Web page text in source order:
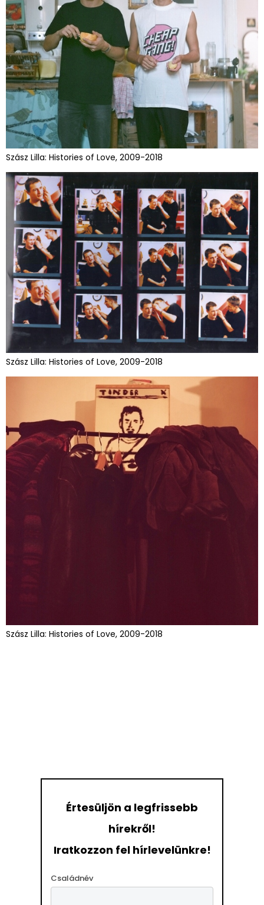
Szász Lilla: Histories of Love, 2009-2018
Szász Lilla: Histories of Love, 2009-2018
Szász Lilla: Histories of Love, 2009-2018
Értesüljön a legfrissebb
hírekről!
Iratkozzon fel hírlevelünkre!
Családnév